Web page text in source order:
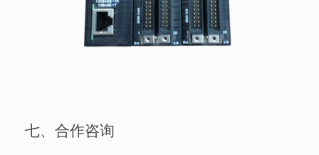
七、合作咨询